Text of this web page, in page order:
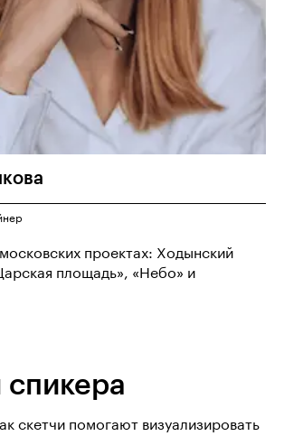
проектах: Ходынский
площадь», «Небо» и
спикера
скетчи помогают визуализировать